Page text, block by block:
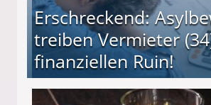
Erschreckend:
treiben Vermieter
finanziellen Ruin!